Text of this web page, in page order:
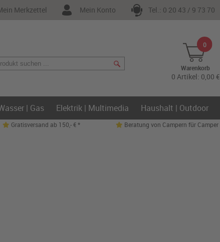
Tel.: 0 20 43 / 9 73 70
Mein Konto
Merkzettel
0
Warenkorb
0 Artikel: 0,00 €
| Gas Elektrik | Multimedia Haushalt | Outdoor
Gratisversand ab 150,- € * Beratung von Campern für Camper